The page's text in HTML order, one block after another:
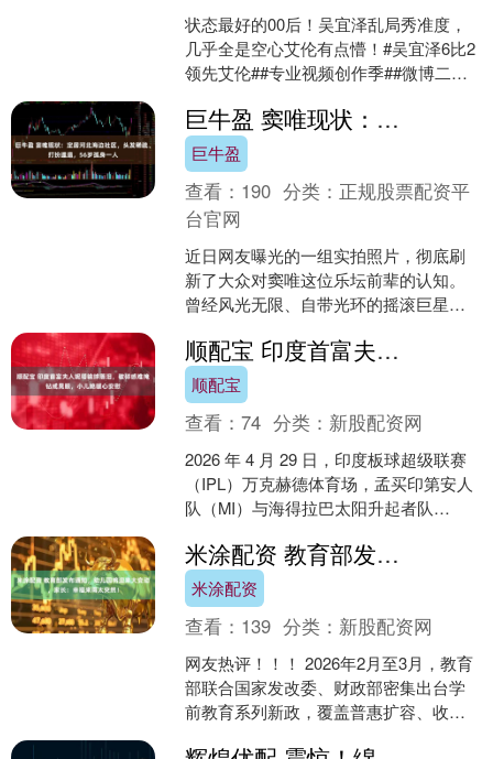
状态最好的00后！吴宜泽乱局秀准度，
几乎全是空心艾伦有点懵！#吴宜泽6比2
领先艾伦##专业视频创作季##微博二创
畅度....
巨牛盈 窦唯现状：定居河北海边社区，头发稀疏、打扮邋遢，56岁孤身一人
巨牛盈
查看： 190 分类： 正规股票配资平
台官网
近日网友曝光的一组实拍照片，彻底刷
新了大众对窦唯这位乐坛前辈的认知。
曾经风光无限、自带光环的摇滚巨星，
区，外形朴素邋遢、头发稀....
顺配宝 印度首富夫人妮塔输球落泪，破碎感难掩钻戒晃眼，小儿媳暖心安慰
顺配宝
查看：74 分类： 新股配资网
2026 年 4 月 29 日，印度板球超级联赛
（IPL）万克赫德体育场，孟买印第安人
队（MI）与海得拉巴太阳升起者队
的逆转....
米涂配资 教育部发布通知，幼儿园将迎来大变动，家长：幸福来得太突然！
米涂配资
查看： 139 分类： 新股配资网
网友热评！！！ 2026年2月至3月，教育
部联合国家发改委、财政部密集出台学
前教育系列新政，覆盖普惠扩容、收费